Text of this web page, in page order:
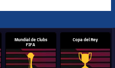
Mundial de Clubs
FIFA
Copa del Rey